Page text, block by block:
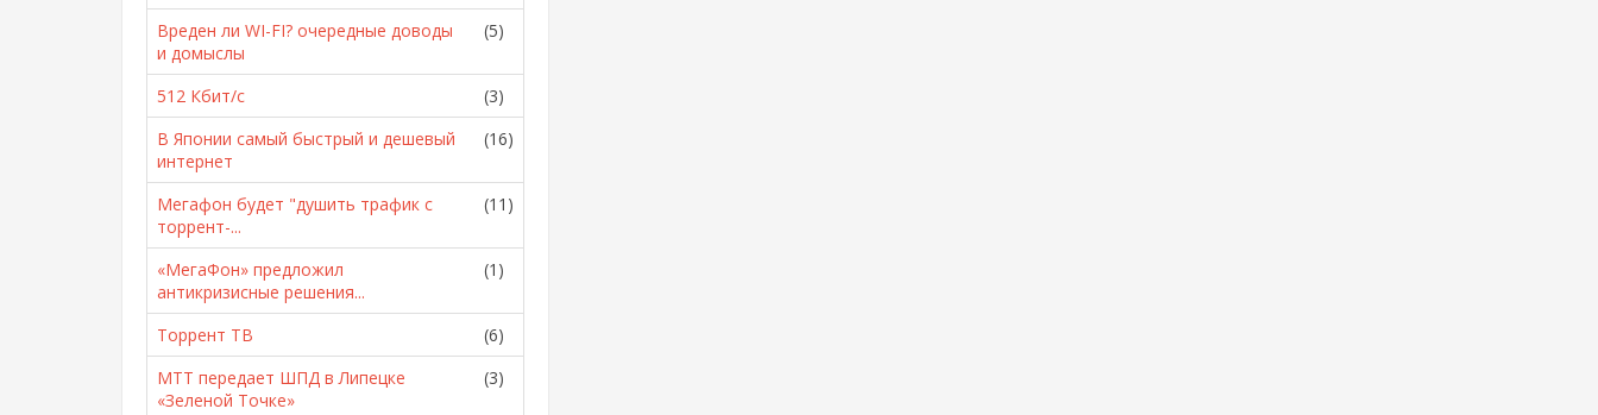
Вреден ли WI-FI? очередные доводы
и домыслы
(5)
512 Кбит/с
(3)
В Японии самый быстрый и дешевый
интернет
(16)
Мегафон будет "душить трафик с
торрент-...
(11)
«МегаФон» предложил
антикризисные решения...
(1)
Торрент ТВ
(6)
МТТ передает ШПД в Липецке
«Зеленой Точке»
(3)